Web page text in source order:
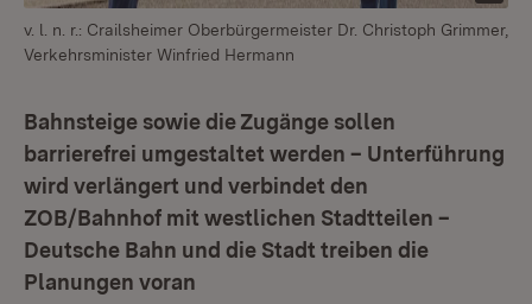
v. l. n. r.: Crailsheimer Oberbürgermeister Dr. Christoph Grimmer,
Verkehrsminister Winfried Hermann
Bahnsteige sowie die Zugänge sollen
barrierefrei umgestaltet werden – Unterführung
wird verlängert und verbindet den
ZOB/Bahnhof mit westlichen Stadtteilen –
Deutsche Bahn und die Stadt treiben die
Planungen voran